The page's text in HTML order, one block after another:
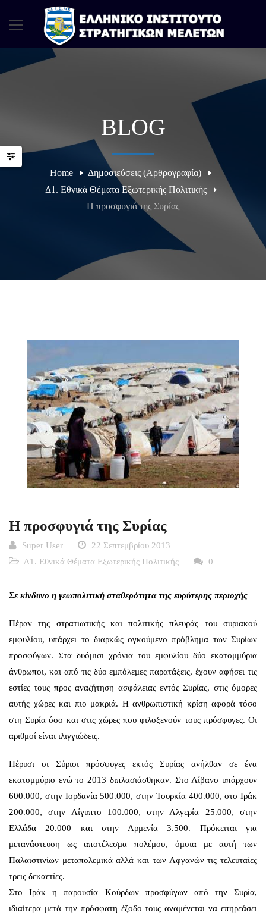
BLOG
Home
Δημοσιεύσεις (Αρθρογραφία)
Δ1. Εθνικά Θέματα Εξωτερικής Πολιτικής
Η προσφυγιά της Συρίας
Η προσφυγιά της Συρίας
Super User
22 Σεπτεμβρίου 2013
Δ1. Εθνικά Θέματα Εξωτερικής Πολιτικής
0
Σε κίνδυνο η γεωπολιτική σταθερότητα της ευρύτερης περιοχής
Πέραν της στρατιωτικής και πολιτικής πλευράς του συριακού
εμφυλίου, υπάρχει το διαρκώς ογκούμενο πρόβλημα των Συρίων
προσφύγων. Στα δυόμισι χρόνια του εμφυλίου δύο εκατομμύρια
άνθρωποι, και από τις δύο εμπόλεμες παρατάξεις, έχουν αφήσει τις
εστίες τους προς αναζήτηση ασφάλειας εντός Συρίας, στις όμορες
αυτής χώρες και πιο μακριά. Η ανθρωπιστική κρίση αφορά τόσο
στη Συρία όσο και στις χώρες που φιλοξενούν τους πρόσφυγες. Οι
αριθμοί είναι ιλιγγιώδεις.
Πέρυσι οι Σύριοι πρόσφυγες εκτός Συρίας ανήλθαν σε ένα
εκατομμύριο ενώ το 2013 διπλασιάσθηκαν. Στο Λίβανο υπάρχουν
600.000, στην Ιορδανία 500.000, στην Τουρκία 400.000, στο Ιράκ
200.000, στην Αίγυπτο 100.000, στην Αλγερία 25.000, στην
Ελλάδα 20.000 και στην Αρμενία 3.500. Πρόκειται για
μετανάστευση ως αποτέλεσμα πολέμου, όμοια με αυτή των
Παλαιστινίων μεταπολεμικά αλλά και των Αφγανών τις τελευταίες
τρεις δεκαετίες.
Στο Ιράκ η παρουσία Κούρδων προσφύγων από την Συρία,
ιδιαίτερα μετά την πρόσφατη έξοδο τους αναμένεται να επηρεάσει